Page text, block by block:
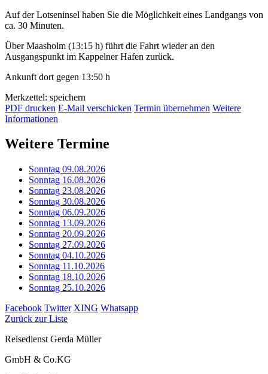
Auf der Lotseninsel haben Sie die Möglichkeit eines Landgangs von
ca. 30 Minuten.
Über Maasholm (13:15 h) führt die Fahrt wieder an den
Ausgangspunkt im Kappelner Hafen zurück.
Ankunft dort gegen 13:50 h
Merkzettel: speichern
PDF drucken E-Mail verschicken Termin übernehmen Weitere
Informationen
Weitere Termine
Sonntag 09.08.2026
Sonntag 16.08.2026
Sonntag 23.08.2026
Sonntag 30.08.2026
Sonntag 06.09.2026
Sonntag 13.09.2026
Sonntag 20.09.2026
Sonntag 27.09.2026
Sonntag 04.10.2026
Sonntag 11.10.2026
Sonntag 18.10.2026
Sonntag 25.10.2026
Facebook Twitter XING Whatsapp
Zurück zur Liste
Reisedienst Gerda Müller
GmbH & Co.KG